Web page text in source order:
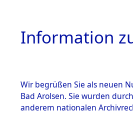
Information
Wir begrüßen Sie als neuen
Bad Arolsen. Sie wurden
anderem nationalen